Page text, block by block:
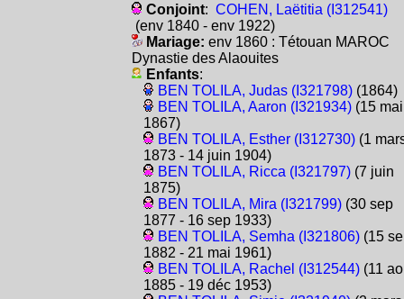
Conjoint: COHEN, Laëtitia (I312541)
(env 1840 - env 1922)
Mariage: env 1860 : Tétouan MAROC
Dynastie des Alaouites
Enfants:
BEN TOLILA, Judas (I321798)(1864)
BEN TOLILA, Aaron (I321934)(15 mai
1867)
BEN TOLILA, Esther (I312730)(1
1873 - 14 juin 1904)
BEN TOLILA, Ricca (I321797)(7 juin
1875)
BEN TOLILA, Mira (I321799)(30 sep
1877 - 16 sep 1933)
BEN TOLILA, Semha (I321806)(15
1882 - 21 mai 1961)
BEN TOLILA, Rachel (I312544)(11
1885 - 19 déc 1953)